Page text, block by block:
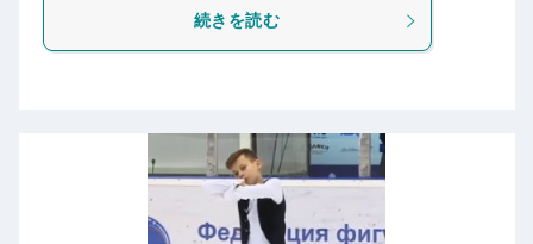
続きを読む